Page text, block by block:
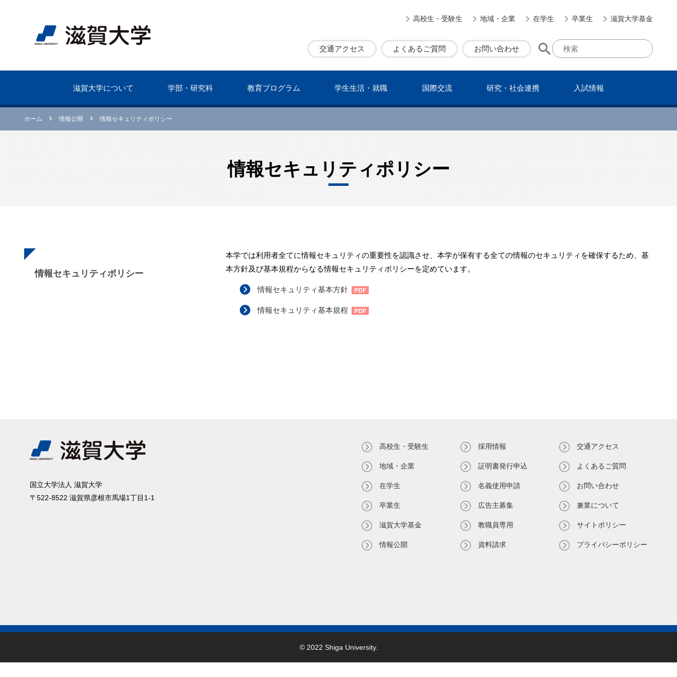
高校生・受験生 地域・企業 在学生 卒業生 滋賀大学基金
交通アクセス よくあるご質問 お問い合わせ
滋賀⼤学について 学部・研究科 教育プログラム 学⽣⽣活・就職 国際交流 研究・社会連携 ⼊試情報
ホーム 情報公開 情報セキュリティポリシー
情報セキュリティポリシー
本学では利用者全てに情報セキュリティの重要性を認識させ、本学が保有する全ての情報のセキュリティを確保するため、基
本方針及び基本規程からなる情報セキュリティポリシーを定めています。
情報セキュリティ基本方針
情報セキュリティ基本規程
情報セキュリティポリシー
国⽴⼤学法⼈ 滋賀⼤学
〒522-8522 滋賀県彦根市⾺場1丁⽬1-1
高校生・受験生
地域・企業
在学生
卒業生
滋賀大学基金
情報公開
採用情報
証明書発⾏申込
名義使⽤申請
広告主募集
教職員専⽤
資料請求
交通アクセス
よくあるご質問
お問い合わせ
兼業について
サイトポリシー
プライバシーポリシー
© 2022 Shiga University.